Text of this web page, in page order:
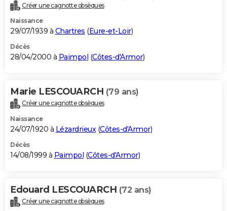
Créer une cagnotte obsèques
Naissance
29/07/1939 à Chartres (Eure-et-Loir)
Décès
28/04/2000 à Paimpol (Côtes-d'Armor)
Marie LESCOUARCH (79 ans)
Créer une cagnotte obsèques
Naissance
24/07/1920 à Lézardrieux(Côtes-d'Armor)
Décès
14/08/1999 à Paimpol (Côtes-d'Armor)
Edouard LESCOUARCH (72 ans)
Créer une cagnotte obsèques